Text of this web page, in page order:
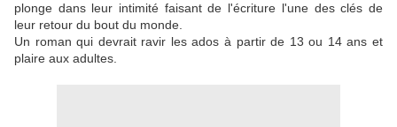
plonge dans leur intimité faisant de l'écriture l'une des clés de
leur retour du bout du monde.
Un roman qui devrait ravir les ados à partir de 13 ou 14 ans et
plaire aux adultes.